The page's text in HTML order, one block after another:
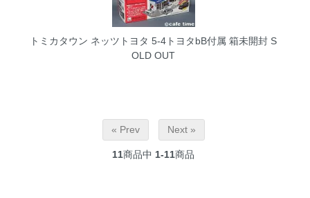
トミカタウン ネッツトヨタ 5-4トヨタbB付属 箱未開封 S
OLD OUT
« Prev Next »
11商品中 1-11商品